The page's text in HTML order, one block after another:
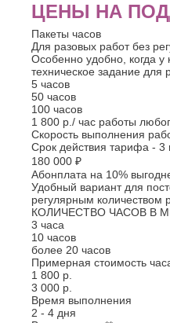
Волжск
Волжский
Вологда
Воронеж
Г
Геленджик
Грозный
Д
Дербент
Джанкой
Дзержинск
Димитровград
Е
Евпатория
Екатеринбург
Елец
Ессентуки
П
Пенза
Первоуральск
Пермь
Петрозаводск
Подольск
Псков
Пушкино
Пятигорск
Р
Ростов-
на-
Дону
Рыбинск
Рязань
С
Салават
Самара
ЦЕНЫ НА
Пакеты часов
Для разовых работ без
Особенно удобно, когда у
техническое задание для
5 часов
50 часов
100 часов
1 800 р. / час работы
Скорость выполнения
Срок действия тарифа - 3
180 000 ₽
Абонплата на 10%
Удобный вариант для
регулярным количеством
КОЛИЧЕСТВО ЧАСОВ В
3 часа
10 часов
более 20 часов
Примерная стоимость
1 800 р.
3 000 р.
Время выполнения
2 - 4 дня